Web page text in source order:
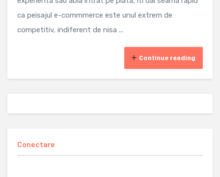
ca peisajul e-commmerce este unul extrem de
competitiv, indiferent de nisa ...
Continue reading
Conectare